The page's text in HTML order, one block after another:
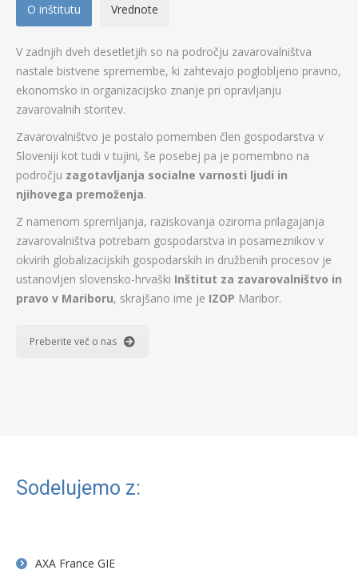
O inštitutu Vrednote
V zadnjih dveh desetletjih so na področju zavarovalništva
nastale bistvene spremembe, ki zahtevajo poglobljeno pravno,
ekonomsko in organizacijsko znanje pri opravljanju
zavarovalnih storitev.
Zavarovalništvo je postalo pomemben člen gospodarstva v
Sloveniji kot tudi v tujini, še posebej pa je pomembno na
področju zagotavljanja socialne varnosti ljudi in
njihovega premoženja.
Z namenom spremljanja, raziskovanja oziroma prilagajanja
zavarovalništva potrebam gospodarstva in posameznikov v
okvirih globalizacijskih gospodarskih in družbenih procesov je
ustanovljen slovensko-hrvaški Inštitut za zavarovalništvo in
pravo v Mariboru, skrajšano ime je IZOP Maribor.
Preberite več o nas
Sodelujemo z:
AXA France GIE